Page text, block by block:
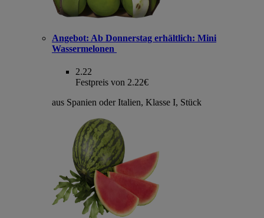
Angebot: Ab Donnerstag erhältlich: Mini
Wassermelonen
2.22
Festpreis von 2.22€
aus Spanien oder Italien, Klasse I, Stück